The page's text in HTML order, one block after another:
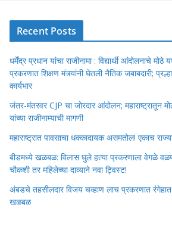
Recent Posts
धर्मेंद्र प्रधान यांचा राजीनामा : विद्यार्थी आंदोलनाचे
प्रकरणात शिक्षण मंत्र्यांनी घेतली नैतिक जबाबदारी;
कार्यभार
जंतर-मंतरवर CJP चा जोरदार आंदोलन; महाराष्ट्रातून
यांच्या राजीनाम्याची मागणी
महाराष्ट्रात पावसाचा धक्कादायक असमतोल! एकाच
बीडमध्ये खळबळ: विलास घुले हत्या प्रकरणाला वेगळे
चौकशी तर महिलेच्या दाव्याने नवा ट्विस्ट!
अंबडचे तहसीलदार विजय चव्हाण लाच प्रकरणात
खळबळ